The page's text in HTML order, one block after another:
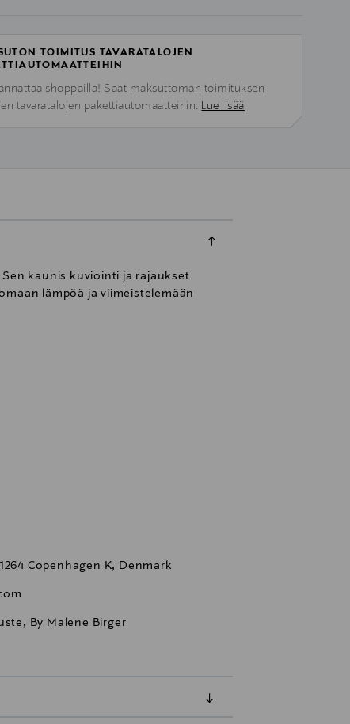
TOIMITUS TAVARATALOJEN
shoppailla! Saat maksuttoman toimituksen
tavaratalojen pakettiautomaatteihin. Lue lisää
kaunis kuviointi ja rajaukset
lämpöä ja viimeistelemään
Copenhagen K, Denmark
By Malene Birger